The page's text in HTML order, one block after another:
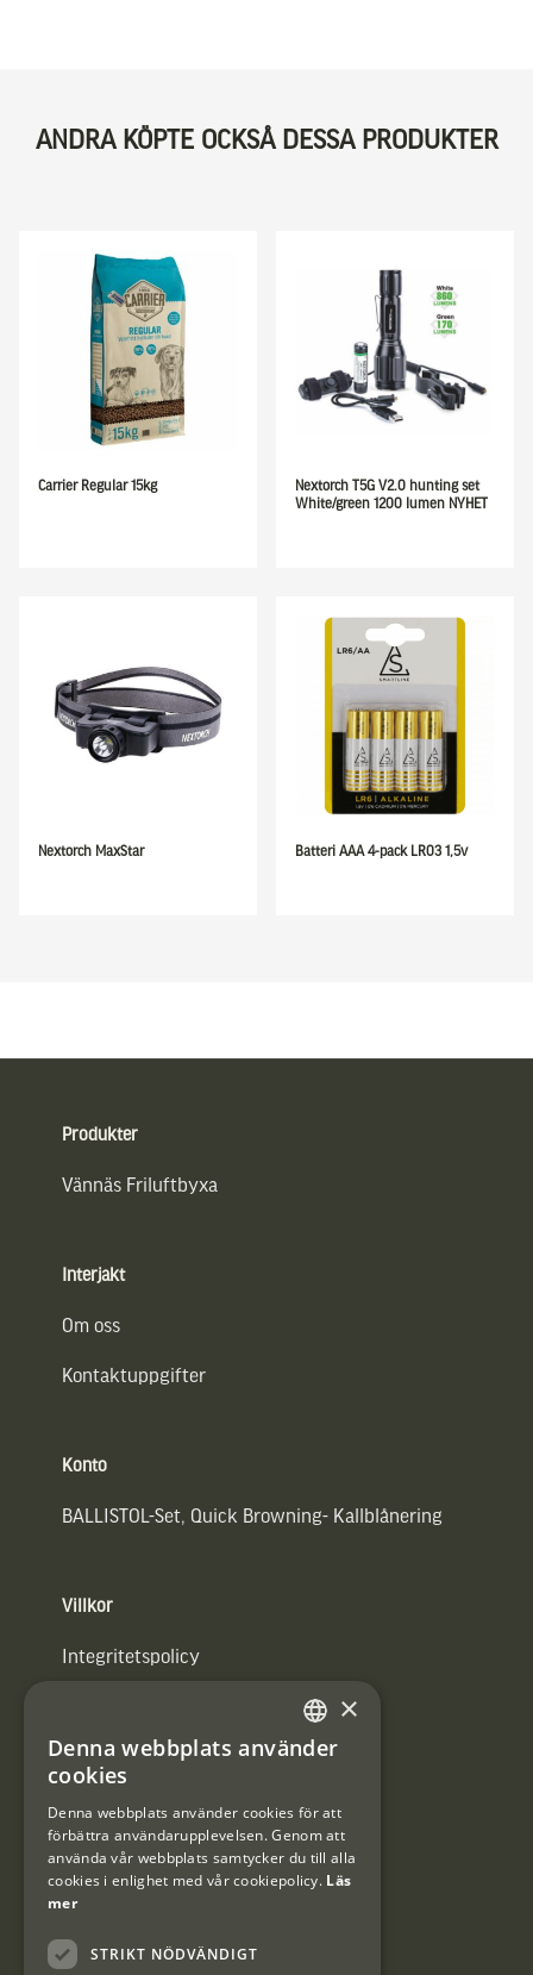
ANDRA KÖPTE OCKSÅ DESSA PRODUKTER
Carrier Regular 15kg
Nextorch T5G V2.0 hunting set
White/green 1200 lumen NYHET
Nextorch MaxStar Batteri AAA 4-pack LR03 1,5v
Produkter
Vännäs Friluftbyxa
Interjakt
Om oss
Kontaktuppgifter
Konto
BALLISTOL-Set, Quick Browning- Kallblånering
Villkor
Integritetspolicy
#Interjaktfamily
Kundklubb
Information om kundklubben.
SWEDISH
×
Denna webbplats använder
cookies
Denna webbplats använder cookies för att
förbättra användarupplevelsen. Genom att
använda vår webbplats samtycker du till alla
cookies i enlighet med vår cookiepolicy. Läs
mer
STRIKT NÖDVÄNDIGT